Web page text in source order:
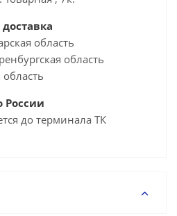
область
область
России
до терминала ТК